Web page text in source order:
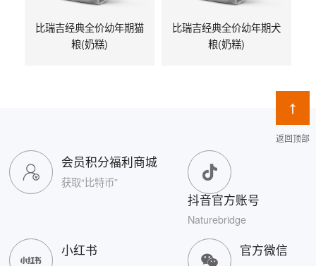
比瑞吉经典全价幼年期猫
粮(奶糕)
比瑞吉经典全价幼年期犬
粮(奶糕)
会员积分福利商城
获取“比特币”
抖音官方账号
Naturebridge
小红书 官方微信
返回顶部